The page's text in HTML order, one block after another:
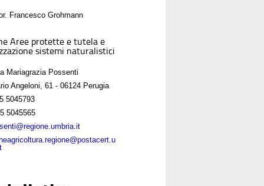
Francesco Grohmann
Aree protette e tutela e
sistemi naturalistici
Mariagrazia Possenti
Angeloni, 61 - 06124 Perugia
5045793
5045565